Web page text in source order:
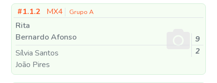
#1.1.2
MX4 Grupo A
Rita
Bernardo Afonso
Sílvia Santos
João Pires
9
2